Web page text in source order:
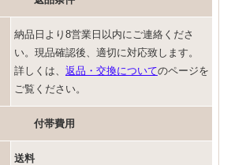
納品日より8営業日以内にご連絡くださ
い。現品確認後、適切に対応致します。
詳しくは、 返品・交換についてのページを
ご覧ください。
付帯費用
送料